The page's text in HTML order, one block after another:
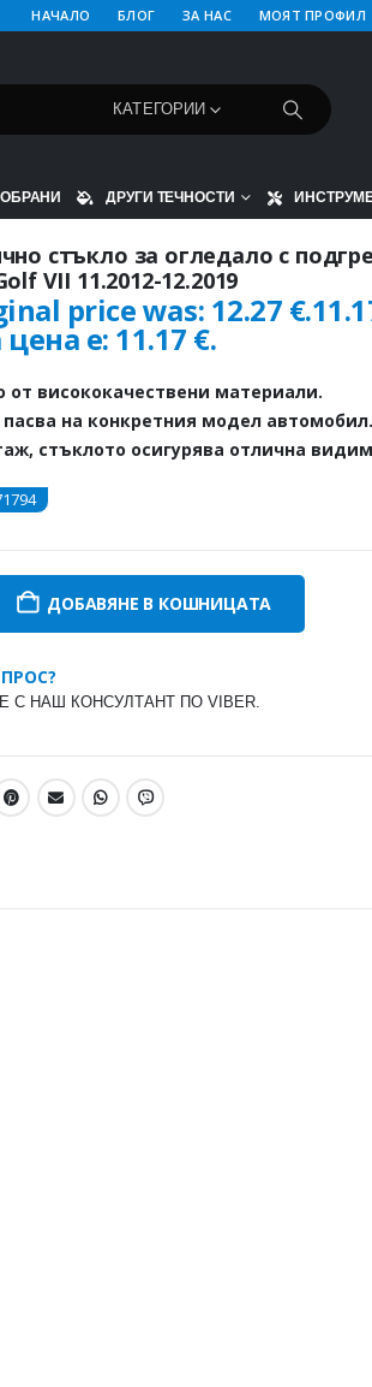
НАЧАЛО БЛОГ ЗА НАС МОЯТ ПРОФИЛ
КАТЕГОРИИ
ДРУГИ ТЕЧНОСТИ
стъкло за огледало с
VII 11.2012-12.2019
price was: 12.27 €.
е: 11.17 €.
от висококачествени материали.
на конкретния модел автомобил.
стъклото осигурява отлична
ДОБАВЯНЕ В КОШНИЦАТА
С НАШ КОНСУЛТАНТ ПО VIBER.